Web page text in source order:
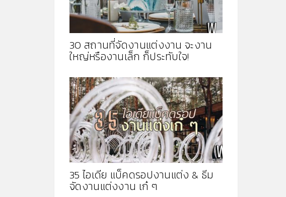
30 สถานที่จัดงานแต่งงาน จะงาน
ใหญ่หรืองานเล็ก ก็ประทับใจ!
35 ไอเดีย แบ็คดรอปงานแต่ง & ธีม
จัดงานแต่งงาน เก๋ ๆ